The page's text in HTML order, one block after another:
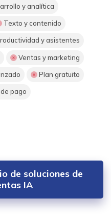
y analítica
Texto y contenido
y asistentes
Ventas y marketing
Plan gratuito
pago
de soluciones de
IA